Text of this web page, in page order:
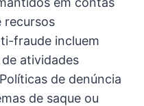
recursos
fraude incluem
atividades
de denúncia
de saque ou